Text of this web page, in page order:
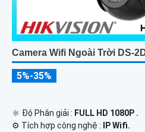
Camera Wifi Ngoài Trời DS-
5%-35%
🔆 Độ Phân giải : FULL HD 1080P .
⚙ Tích hợp công nghệ :
IP Wifi.